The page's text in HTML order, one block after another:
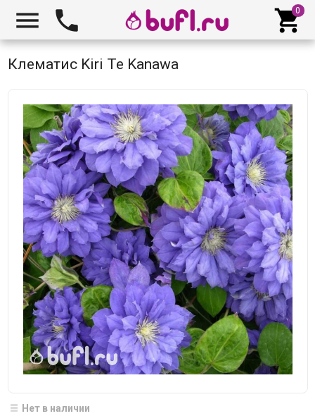
  
Клематис Kiri Te Kanawa
Нет в наличии